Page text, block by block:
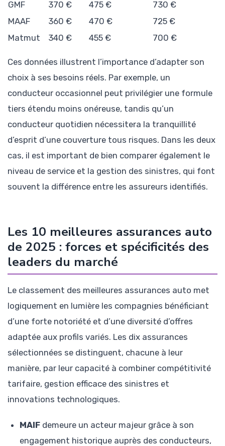
GMF 370 € 475 €
730 €
MAAF
360 € 470 €
725 €
Matmut
340 € 455 € 700 €
Ces données illustrent l’importance d’adapter son
choix à ses besoins réels. Par exemple, un
conducteur occasionnel peut privilégier une formule
tiers étendu moins onéreuse, tandis qu’un
conducteur quotidien nécessitera la tranquillité
d’esprit d’une couverture tous risques. Dans les deux
cas, il est important de bien comparer également le
niveau de service et la gestion des sinistres, qui font
souvent la différence entre les assureurs identifiés.
Les 10 meilleures assurances auto
de 2025 : forces et spécificités des
leaders du marché
Le classement des meilleures assurances auto met
logiquement en lumière les compagnies bénéficiant
d’une forte notoriété et d’une diversité d’offres
adaptée aux profils variés. Les dix assurances
sélectionnées se distinguent, chacune à leur
manière, par leur capacité à combiner compétitivité
tarifaire, gestion efficace des sinistres et
innovations technologiques.
MAIF demeure un acteur majeur grâce à son
engagement historique auprès des conducteurs,